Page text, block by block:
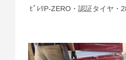
ﾋﾟﾚﾘP-ZERO・認証タイヤ・